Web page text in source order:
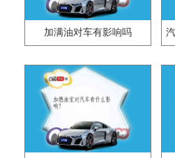
加满油对车有影响吗